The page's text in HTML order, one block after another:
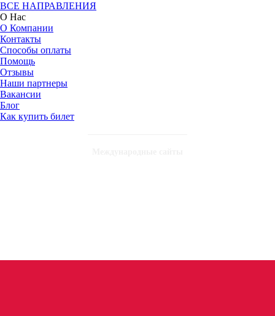
ВСЕ НАПРАВЛЕНИЯ
О Нас
О Компании
Контакты
Способы оплаты
Помощь
Отзывы
Наши партнеры
Вакансии
Блог
Как купить билет